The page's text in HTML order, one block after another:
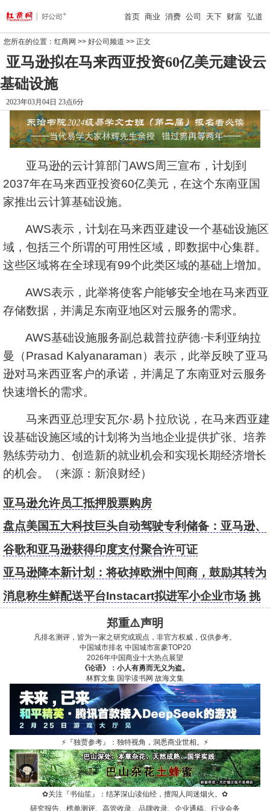
首页 商业 消费 公司 天下 财富 弘道
您所在的位置： 红商网 >> 好公司频道 >> 正文
亚马逊拟在马来西亚投资60亿美元建设云
基础设施
2023年03月04日 23点6分
亚马逊的云计算部门AWS周三宣布，计划到
2037年在马来西亚投资60亿美元，在这个东南亚国
家推出云计算基础设施。
AWS表示，计划在马来西亚建设一个基础设施区
域，包括三个所谓的可用性区域，即数据中心集群。
这些区域将在全球现有99个此类区域的基础上增加。
AWS表示，此举将使客户能够安全地在马来西亚
存储数据，并满足东南亚地区对云服务的需求。
AWS基础设施服务副总裁普拉萨德·卡利亚纳拉
曼（Prasad Kalyanaraman）表示，此举反映了亚马
逊对马来西亚客户的承诺，并满足了东南亚对云服务
快速增长的需求。
马来西亚总理安瓦尔·易卜拉欣说，在马来西亚建
设基础设施区域的计划将为当地企业提供扩张、培养
熟练劳动力、创造新的就业机会和实现长期经济增长
的机会。（来源：新浪财经）
亚马逊允许员工抵押股票购房
盘点美国五大科技巨头自动驾驶专利储备：亚马逊、
谷歌领先，Meta较少
谷歌和亚马逊获得印度支付聚合许可证
亚马逊降本新计划：将砍掉欧洲中间商，鼓励其转为
第三方卖家
消息称生鲜配送平台Instacart拟进军小企业市场 挑
郑重⚠️声明
凡排名测评，皆为一家之研究或观点，非官方权威，仅供参考。
中国城市排名 中国城市富豪TOP20
2026年中国商业十大热点展望
《论语》：小人有勇而无义为盗。
林辉文集 国学读书网 故海文集
⚡ 『独贾参考』：独特视角，洞悉商业世相。 ⚡
✿关注『书仙笙』：结茅深山读仙经，擅闯人间迷烟火。 ✿
研究报告、榜单测评、高管收录、品牌收录、企业通稿、行业会务